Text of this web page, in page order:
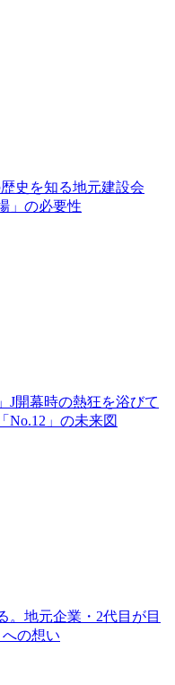
史を知る地元建設会
」の必要性
J開幕時の熱狂を浴びて
No.12」の未来図
。地元企業・2代目が目
の想い